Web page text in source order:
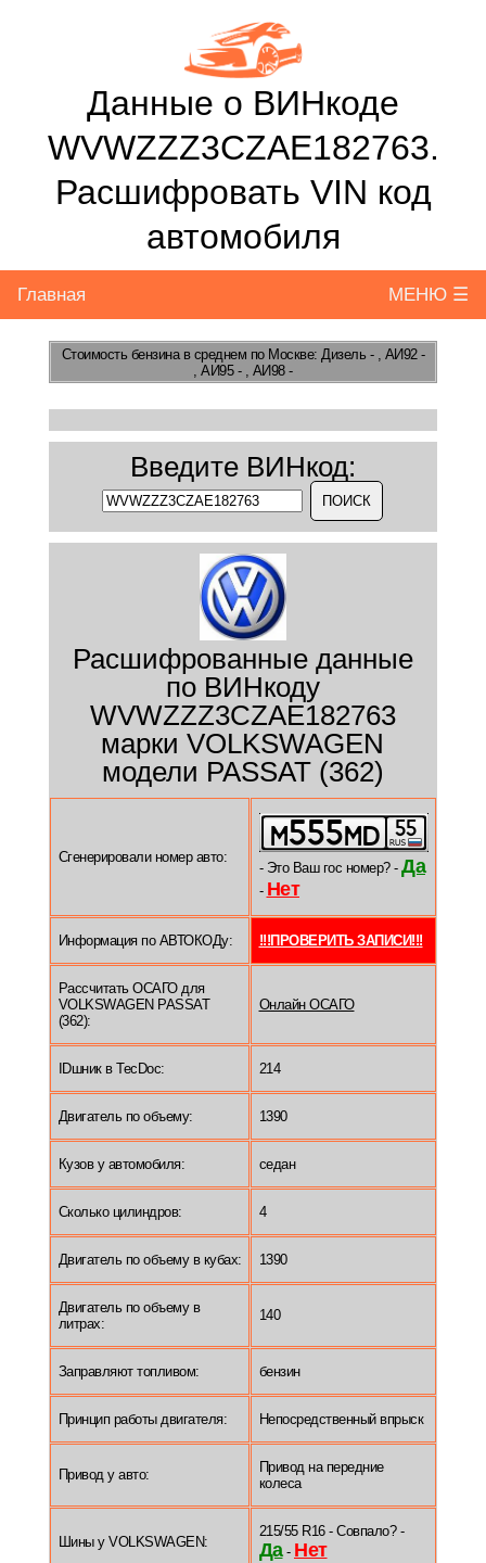
Данные о ВИНкоде
WVWZZZ3CZAE182763.
Расшифровать VIN код
автомобиля
Главная МЕНЮ ☰
Стоимость бензинав среднем по Москве: Дизель - , АИ92 -
, АИ95 - , АИ98 -
Введите ВИНкод:
Расшифрованные данные
по ВИНкоду
WVWZZZ3CZAE182763
марки VOLKSWAGEN
модели PASSAT (362)
Сгенерировали номер авто:
- Это Ваш гос номер? - Да
- Нет
Информация по АВТОКОДу: !!!ПРОВЕРИТЬ ЗАПИСИ!!!
Рассчитать ОСАГО для
VOLKSWAGEN PASSAT
(362):
Онлайн ОСАГО
IDшник в TecDoc: 214
Двигатель по объему: 1390
Кузов у автомобиля: седан
Сколько цилиндров: 4
Двигатель по объему в кубах: 1390
Двигатель по объему в
литрах:
140
Заправляют топливом: бензин
Принцип работы двигателя: Непосредственный впрыск
Привод у авто:
Привод на передние
колеса
Шины у VOLKSWAGEN:
215/55 R16 - Совпало? -
Да- Нет